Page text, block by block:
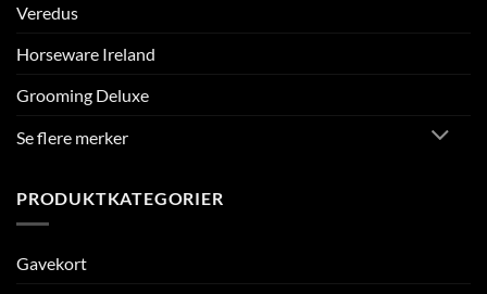
Veredus
Horseware Ireland
Grooming Deluxe
Se flere merker
PRODUKTKATEGORIER
Gavekort